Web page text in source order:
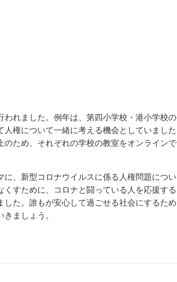
れました。例年は、第四小学校・港小学校の
権について一緒に考える機会としていました
ため、それぞれの学校の教室をオンラインで
に、新型コロナウイルスに係る人権問題につい
すために、コロナと闘っている人を応援する
た。誰もが安心して過ごせる社会にするため
ましょう。